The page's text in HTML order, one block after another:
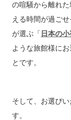
の喧騒から離れ
える時間が過ご
が選ぶ「 日本の
ような旅館様に
とです。
そして、お選び
す。